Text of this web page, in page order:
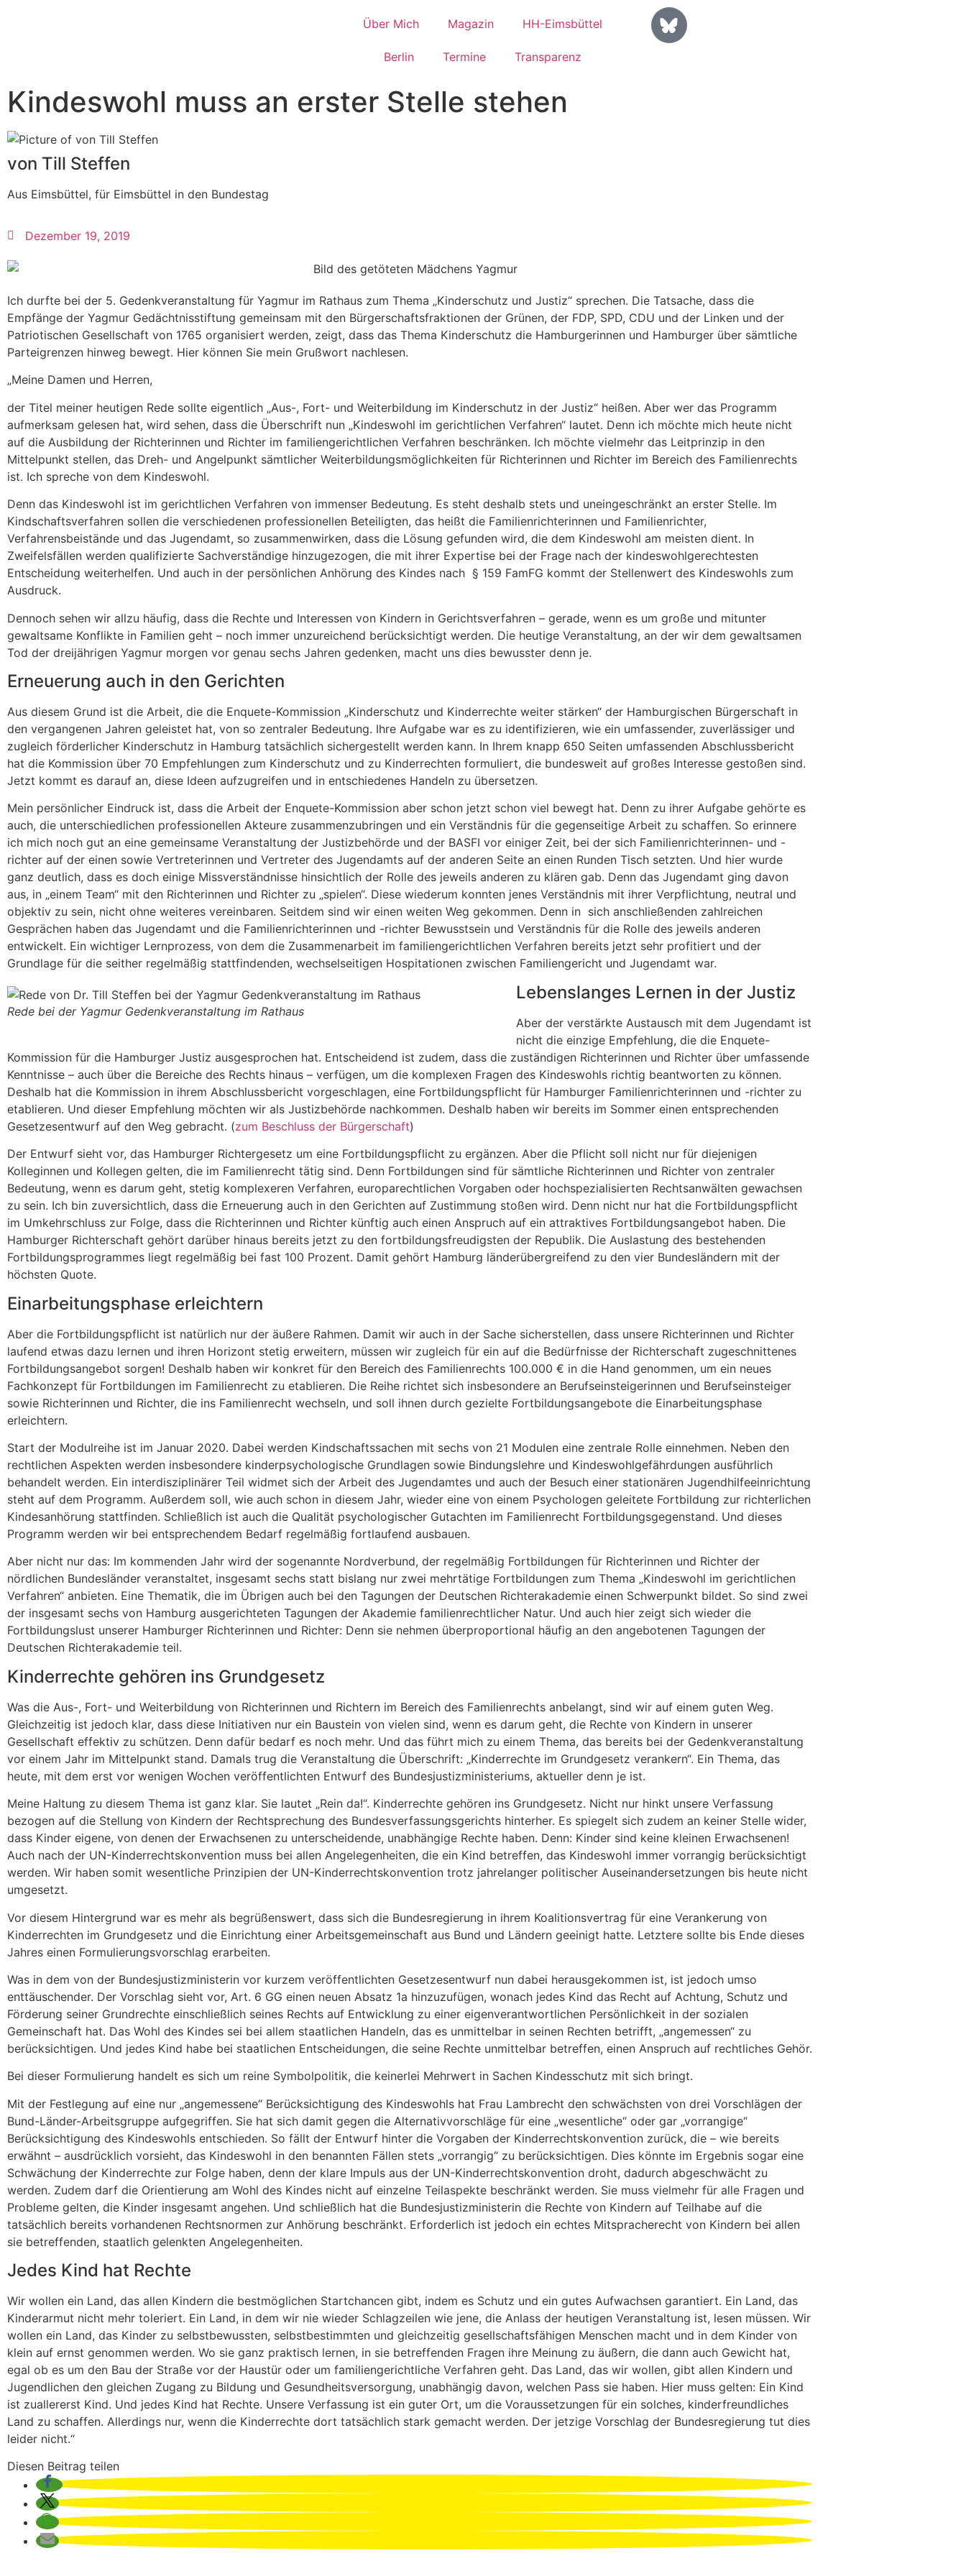
Über Mich Magazin HH-Eimsbüttel
Berlin Termine Transparenz
Kindeswohl muss an erster Stelle stehen
von Till Steffen
Aus Eimsbüttel, für Eimsbüttel in den Bundestag
Dezember 19, 2019
Ich durfte bei der 5. Gedenkveranstaltung für Yagmur im Rathaus zum Thema „Kinderschutz und Justiz“ sprechen. Die Tatsache, dass die
Empfänge der Yagmur Gedächtnisstiftung gemeinsam mit den Bürgerschaftsfraktionen der Grünen, der FDP, SPD, CDU und der Linken und der
Patriotischen Gesellschaft von 1765 organisiert werden, zeigt, dass das Thema Kinderschutz die Hamburgerinnen und Hamburger über sämtliche
Parteigrenzen hinweg bewegt. Hier können Sie mein Grußwort nachlesen.
„Meine Damen und Herren,
der Titel meiner heutigen Rede sollte eigentlich „Aus-, Fort- und Weiterbildung im Kinderschutz in der Justiz“ heißen. Aber wer das Programm
aufmerksam gelesen hat, wird sehen, dass die Überschrift nun „Kindeswohl im gerichtlichen Verfahren“ lautet. Denn ich möchte mich heute nicht
auf die Ausbildung der Richterinnen und Richter im familiengerichtlichen Verfahren beschränken. Ich möchte vielmehr das Leitprinzip in den
Mittelpunkt stellen, das Dreh- und Angelpunkt sämtlicher Weiterbildungsmöglichkeiten für Richterinnen und Richter im Bereich des Familienrechts
ist. Ich spreche von dem Kindeswohl.
Denn das Kindeswohl ist im gerichtlichen Verfahren von immenser Bedeutung. Es steht deshalb stets und uneingeschränkt an erster Stelle. Im
Kindschaftsverfahren sollen die verschiedenen professionellen Beteiligten, das heißt die Familienrichterinnen und Familienrichter,
Verfahrensbeistände und das Jugendamt, so zusammenwirken, dass die Lösung gefunden wird, die dem Kindeswohl am meisten dient. In
Zweifelsfällen werden qualifizierte Sachverständige hinzugezogen, die mit ihrer Expertise bei der Frage nach der kindeswohlgerechtesten
Entscheidung weiterhelfen. Und auch in der persönlichen Anhörung des Kindes nach § 159 FamFG kommt der Stellenwert des Kindeswohls zum
Ausdruck.
Dennoch sehen wir allzu häufig, dass die Rechte und Interessen von Kindern in Gerichtsverfahren – gerade, wenn es um große und mitunter
gewaltsame Konflikte in Familien geht – noch immer unzureichend berücksichtigt werden. Die heutige Veranstaltung, an der wir dem gewaltsamen
Tod der dreijährigen Yagmur morgen vor genau sechs Jahren gedenken, macht uns dies bewusster denn je.
Erneuerung auch in den Gerichten
Aus diesem Grund ist die Arbeit, die die Enquete-Kommission „Kinderschutz und Kinderrechte weiter stärken“ der Hamburgischen Bürgerschaft in
den vergangenen Jahren geleistet hat, von so zentraler Bedeutung. Ihre Aufgabe war es zu identifizieren, wie ein umfassender, zuverlässiger und
zugleich förderlicher Kinderschutz in Hamburg tatsächlich sichergestellt werden kann. In Ihrem knapp 650 Seiten umfassenden Abschlussbericht
hat die Kommission über 70 Empfehlungen zum Kinderschutz und zu Kinderrechten formuliert, die bundesweit auf großes Interesse gestoßen sind.
Jetzt kommt es darauf an, diese Ideen aufzugreifen und in entschiedenes Handeln zu übersetzen.
Mein persönlicher Eindruck ist, dass die Arbeit der Enquete-Kommission aber schon jetzt schon viel bewegt hat. Denn zu ihrer Aufgabe gehörte es
auch, die unterschiedlichen professionellen Akteure zusammenzubringen und ein Verständnis für die gegenseitige Arbeit zu schaffen. So erinnere
ich mich noch gut an eine gemeinsame Veranstaltung der Justizbehörde und der BASFI vor einiger Zeit, bei der sich Familienrichterinnen- und -
richter auf der einen sowie Vertreterinnen und Vertreter des Jugendamts auf der anderen Seite an einen Runden Tisch setzten. Und hier wurde
ganz deutlich, dass es doch einige Missverständnisse hinsichtlich der Rolle des jeweils anderen zu klären gab. Denn das Jugendamt ging davon
aus, in „einem Team“ mit den Richterinnen und Richter zu „spielen“. Diese wiederum konnten jenes Verständnis mit ihrer Verpflichtung, neutral und
objektiv zu sein, nicht ohne weiteres vereinbaren. Seitdem sind wir einen weiten Weg gekommen. Denn in sich anschließenden zahlreichen
Gesprächen haben das Jugendamt und die Familienrichterinnen und -richter Bewusstsein und Verständnis für die Rolle des jeweils anderen
entwickelt. Ein wichtiger Lernprozess, von dem die Zusammenarbeit im familiengerichtlichen Verfahren bereits jetzt sehr profitiert und der
Grundlage für die seither regelmäßig stattfindenden, wechselseitigen Hospitationen zwischen Familiengericht und Jugendamt war.
Rede bei der Yagmur Gedenkveranstaltung im Rathaus
Lebenslanges Lernen in der Justiz
Aber der verstärkte Austausch mit dem Jugendamt ist
nicht die einzige Empfehlung, die die Enquete-
Kommission für die Hamburger Justiz ausgesprochen hat. Entscheidend ist zudem, dass die zuständigen Richterinnen und Richter über umfassende
Kenntnisse – auch über die Bereiche des Rechts hinaus – verfügen, um die komplexen Fragen des Kindeswohls richtig beantworten zu können.
Deshalb hat die Kommission in ihrem Abschlussbericht vorgeschlagen, eine Fortbildungspflicht für Hamburger Familienrichterinnen und -richter zu
etablieren. Und dieser Empfehlung möchten wir als Justizbehörde nachkommen. Deshalb haben wir bereits im Sommer einen entsprechenden
Gesetzesentwurf auf den Weg gebracht. (zum Beschluss der Bürgerschaft)
Der Entwurf sieht vor, das Hamburger Richtergesetz um eine Fortbildungspflicht zu ergänzen. Aber die Pflicht soll nicht nur für diejenigen
Kolleginnen und Kollegen gelten, die im Familienrecht tätig sind. Denn Fortbildungen sind für sämtliche Richterinnen und Richter von zentraler
Bedeutung, wenn es darum geht, stetig komplexeren Verfahren, europarechtlichen Vorgaben oder hochspezialisierten Rechtsanwälten gewachsen
zu sein. Ich bin zuversichtlich, dass die Erneuerung auch in den Gerichten auf Zustimmung stoßen wird. Denn nicht nur hat die Fortbildungspflicht
im Umkehrschluss zur Folge, dass die Richterinnen und Richter künftig auch einen Anspruch auf ein attraktives Fortbildungsangebot haben. Die
Hamburger Richterschaft gehört darüber hinaus bereits jetzt zu den fortbildungsfreudigsten der Republik. Die Auslastung des bestehenden
Fortbildungsprogrammes liegt regelmäßig bei fast 100 Prozent. Damit gehört Hamburg länderübergreifend zu den vier Bundesländern mit der
höchsten Quote.
Einarbeitungsphase erleichtern
Aber die Fortbildungspflicht ist natürlich nur der äußere Rahmen. Damit wir auch in der Sache sicherstellen, dass unsere Richterinnen und Richter
laufend etwas dazu lernen und ihren Horizont stetig erweitern, müssen wir zugleich für ein auf die Bedürfnisse der Richterschaft zugeschnittenes
Fortbildungsangebot sorgen! Deshalb haben wir konkret für den Bereich des Familienrechts 100.000 € in die Hand genommen, um ein neues
Fachkonzept für Fortbildungen im Familienrecht zu etablieren. Die Reihe richtet sich insbesondere an Berufseinsteigerinnen und Berufseinsteiger
sowie Richterinnen und Richter, die ins Familienrecht wechseln, und soll ihnen durch gezielte Fortbildungsangebote die Einarbeitungsphase
erleichtern.
Start der Modulreihe ist im Januar 2020. Dabei werden Kindschaftssachen mit sechs von 21 Modulen eine zentrale Rolle einnehmen. Neben den
rechtlichen Aspekten werden insbesondere kinderpsychologische Grundlagen sowie Bindungslehre und Kindeswohlgefährdungen ausführlich
behandelt werden. Ein interdisziplinärer Teil widmet sich der Arbeit des Jugendamtes und auch der Besuch einer stationären Jugendhilfeeinrichtung
steht auf dem Programm. Außerdem soll, wie auch schon in diesem Jahr, wieder eine von einem Psychologen geleitete Fortbildung zur richterlichen
Kindesanhörung stattfinden. Schließlich ist auch die Qualität psychologischer Gutachten im Familienrecht Fortbildungsgegenstand. Und dieses
Programm werden wir bei entsprechendem Bedarf regelmäßig fortlaufend ausbauen.
Aber nicht nur das: Im kommenden Jahr wird der sogenannte Nordverbund, der regelmäßig Fortbildungen für Richterinnen und Richter der
nördlichen Bundesländer veranstaltet, insgesamt sechs statt bislang nur zwei mehrtätige Fortbildungen zum Thema „Kindeswohl im gerichtlichen
Verfahren“ anbieten. Eine Thematik, die im Übrigen auch bei den Tagungen der Deutschen Richterakademie einen Schwerpunkt bildet. So sind zwei
der insgesamt sechs von Hamburg ausgerichteten Tagungen der Akademie familienrechtlicher Natur. Und auch hier zeigt sich wieder die
Fortbildungslust unserer Hamburger Richterinnen und Richter: Denn sie nehmen überproportional häufig an den angebotenen Tagungen der
Deutschen Richterakademie teil.
Kinderrechte gehören ins Grundgesetz
Was die Aus-, Fort- und Weiterbildung von Richterinnen und Richtern im Bereich des Familienrechts anbelangt, sind wir auf einem guten Weg.
Gleichzeitig ist jedoch klar, dass diese Initiativen nur ein Baustein von vielen sind, wenn es darum geht, die Rechte von Kindern in unserer
Gesellschaft effektiv zu schützen. Denn dafür bedarf es noch mehr. Und das führt mich zu einem Thema, das bereits bei der Gedenkveranstaltung
vor einem Jahr im Mittelpunkt stand. Damals trug die Veranstaltung die Überschrift: „Kinderrechte im Grundgesetz verankern“. Ein Thema, das
heute, mit dem erst vor wenigen Wochen veröffentlichten Entwurf des Bundesjustizministeriums, aktueller denn je ist.
Meine Haltung zu diesem Thema ist ganz klar. Sie lautet „Rein da!“. Kinderrechte gehören ins Grundgesetz. Nicht nur hinkt unsere Verfassung
bezogen auf die Stellung von Kindern der Rechtsprechung des Bundesverfassungsgerichts hinterher. Es spiegelt sich zudem an keiner Stelle wider,
dass Kinder eigene, von denen der Erwachsenen zu unterscheidende, unabhängige Rechte haben. Denn: Kinder sind keine kleinen Erwachsenen!
Auch nach der UN-Kinderrechtskonvention muss bei allen Angelegenheiten, die ein Kind betreffen, das Kindeswohl immer vorrangig berücksichtigt
werden. Wir haben somit wesentliche Prinzipien der UN-Kinderrechtskonvention trotz jahrelanger politischer Auseinandersetzungen bis heute nicht
umgesetzt.
Vor diesem Hintergrund war es mehr als begrüßenswert, dass sich die Bundesregierung in ihrem Koalitionsvertrag für eine Verankerung von
Kinderrechten im Grundgesetz und die Einrichtung einer Arbeitsgemeinschaft aus Bund und Ländern geeinigt hatte. Letztere sollte bis Ende dieses
Jahres einen Formulierungsvorschlag erarbeiten.
Was in dem von der Bundesjustizministerin vor kurzem veröffentlichten Gesetzesentwurf nun dabei herausgekommen ist, ist jedoch umso
enttäuschender. Der Vorschlag sieht vor, Art. 6 GG einen neuen Absatz 1a hinzuzufügen, wonach jedes Kind das Recht auf Achtung, Schutz und
Förderung seiner Grundrechte einschließlich seines Rechts auf Entwicklung zu einer eigenverantwortlichen Persönlichkeit in der sozialen
Gemeinschaft hat. Das Wohl des Kindes sei bei allem staatlichen Handeln, das es unmittelbar in seinen Rechten betrifft, „angemessen“ zu
berücksichtigen. Und jedes Kind habe bei staatlichen Entscheidungen, die seine Rechte unmittelbar betreffen, einen Anspruch auf rechtliches Gehör.
Bei dieser Formulierung handelt es sich um reine Symbolpolitik, die keinerlei Mehrwert in Sachen Kindesschutz mit sich bringt.
Mit der Festlegung auf eine nur „angemessene“ Berücksichtigung des Kindeswohls hat Frau Lambrecht den schwächsten von drei Vorschlägen der
Bund-Länder-Arbeitsgruppe aufgegriffen. Sie hat sich damit gegen die Alternativvorschläge für eine „wesentliche“ oder gar „vorrangige“
Berücksichtigung des Kindeswohls entschieden. So fällt der Entwurf hinter die Vorgaben der Kinderrechtskonvention zurück, die – wie bereits
erwähnt – ausdrücklich vorsieht, das Kindeswohl in den benannten Fällen stets „vorrangig“ zu berücksichtigen. Dies könnte im Ergebnis sogar eine
Schwächung der Kinderrechte zur Folge haben, denn der klare Impuls aus der UN-Kinderrechtskonvention droht, dadurch abgeschwächt zu
werden. Zudem darf die Orientierung am Wohl des Kindes nicht auf einzelne Teilaspekte beschränkt werden. Sie muss vielmehr für alle Fragen und
Probleme gelten, die Kinder insgesamt angehen. Und schließlich hat die Bundesjustizministerin die Rechte von Kindern auf Teilhabe auf die
tatsächlich bereits vorhandenen Rechtsnormen zur Anhörung beschränkt. Erforderlich ist jedoch ein echtes Mitspracherecht von Kindern bei allen
sie betreffenden, staatlich gelenkten Angelegenheiten.
Jedes Kind hat Rechte
Wir wollen ein Land, das allen Kindern die bestmöglichen Startchancen gibt, indem es Schutz und ein gutes Aufwachsen garantiert. Ein Land, das
Kinderarmut nicht mehr toleriert. Ein Land, in dem wir nie wieder Schlagzeilen wie jene, die Anlass der heutigen Veranstaltung ist, lesen müssen. Wir
wollen ein Land, das Kinder zu selbstbewussten, selbstbestimmten und gleichzeitig gesellschaftsfähigen Menschen macht und in dem Kinder von
klein auf ernst genommen werden. Wo sie ganz praktisch lernen, in sie betreffenden Fragen ihre Meinung zu äußern, die dann auch Gewicht hat,
egal ob es um den Bau der Straße vor der Haustür oder um familiengerichtliche Verfahren geht. Das Land, das wir wollen, gibt allen Kindern und
Jugendlichen den gleichen Zugang zu Bildung und Gesundheitsversorgung, unabhängig davon, welchen Pass sie haben. Hier muss gelten: Ein Kind
ist zuallererst Kind. Und jedes Kind hat Rechte. Unsere Verfassung ist ein guter Ort, um die Voraussetzungen für ein solches, kinderfreundliches
Land zu schaffen. Allerdings nur, wenn die Kinderrechte dort tatsächlich stark gemacht werden. Der jetzige Vorschlag der Bundesregierung tut dies
leider nicht.“
Diesen Beitrag teilen